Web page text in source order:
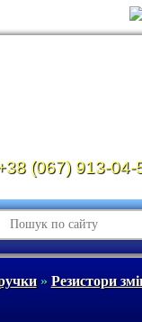
(067) 913-04-
» Резистори